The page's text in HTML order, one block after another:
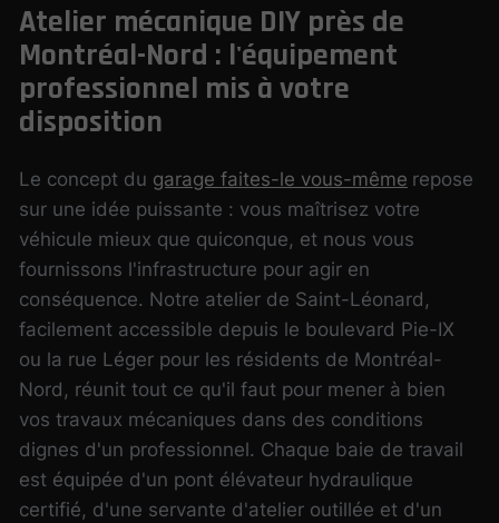
Atelier mécanique DIY près de
Montréal-Nord : l'équipement
professionnel mis à votre
disposition
Le concept du garage faites-le vous-même repose
sur une idée puissante : vous maîtrisez votre
véhicule mieux que quiconque, et nous vous
fournissons l'infrastructure pour agir en
conséquence. Notre atelier de Saint-Léonard,
facilement accessible depuis le boulevard Pie-IX
ou la rue Léger pour les résidents de Montréal-
Nord, réunit tout ce qu'il faut pour mener à bien
vos travaux mécaniques dans des conditions
dignes d'un professionnel. Chaque baie de travail
est équipée d'un pont élévateur hydraulique
certifié, d'une servante d'atelier outillée et d'un